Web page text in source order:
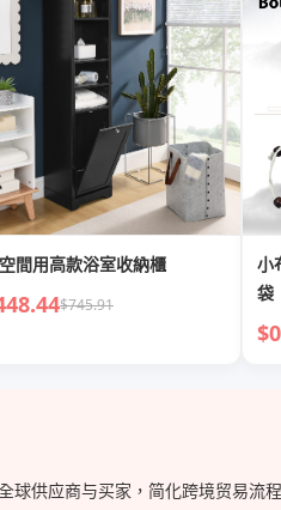
間用高款浴室收納櫃
$745.91
小
袋
供应商与买家，简化跨境贸易流